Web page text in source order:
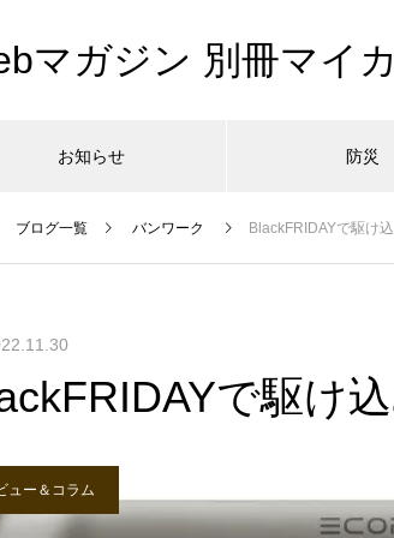
マガジン 別冊マイカ
お知らせ 防災
ブログ一覧 バンワーク BlackFRIDAYで駆け
で駆け
ュー＆コラム